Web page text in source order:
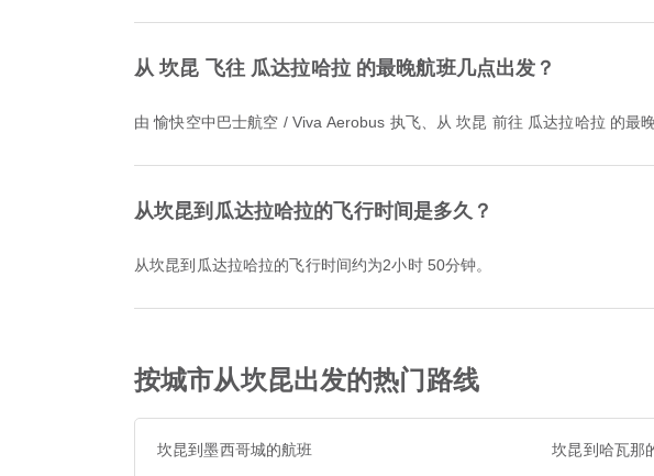
从 坎昆 飞往 瓜达拉哈拉 的最晚航班几点出发？
由 愉快空中巴士航空 / Viva Aerobus 执飞、从 坎昆 前往 瓜达拉哈拉 的
从坎昆到瓜达拉哈拉的飞行时间是多久？
从坎昆到瓜达拉哈拉的飞行时间约为2小时 50分钟。
按城市从坎昆出发的热门路线
坎昆到墨西哥城的航班 坎昆到哈瓦那